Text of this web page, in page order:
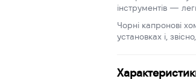
інструментів —
Чорні капронові
установках і,